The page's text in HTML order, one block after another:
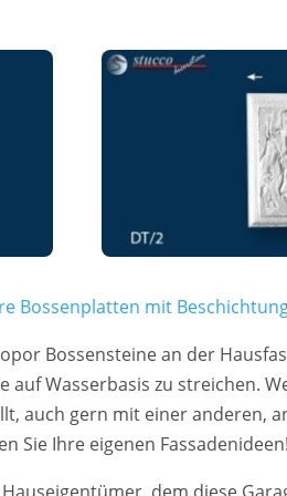
Bossenplatten mit
Bossensteine an der
Wasserbasis zu streichen.
auch gern mit einer anderen,
Sie Ihre eigenen Fassadenideen!